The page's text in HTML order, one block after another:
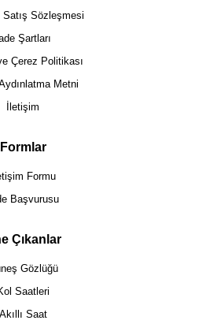
Satış Sözleşmesi
Şartları
Çerez Politikası
Metni
İletişim
Formlar
Formu
Başvurusu
Çıkanlar
Gözlüğü
Saatleri
Akıllı Saat